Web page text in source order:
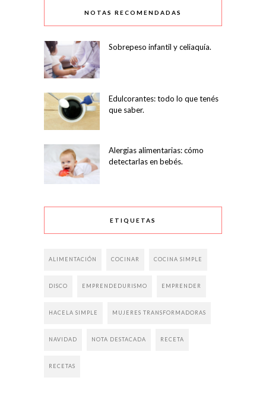
NOTAS RECOMENDADAS
Sobrepeso infantil y celiaquía.
Edulcorantes: todo lo que tenés
que saber.
Alergias alimentarias: cómo
detectarlas en bebés.
ETIQUETAS
ALIMENTACIÓN COCINAR COCINA SIMPLE
DISCO EMPRENDEDURISMO EMPRENDER
HACELA SIMPLE MUJERES TRANSFORMADORAS
NAVIDAD NOTA DESTACADA RECETA
RECETAS